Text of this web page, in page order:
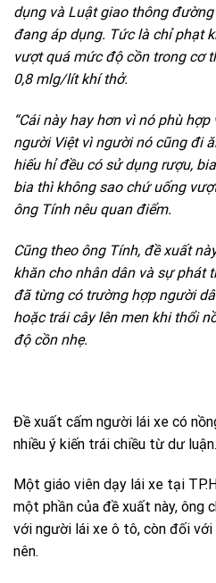
dụng và Luật giao thông
đang áp dụng. Tức là chỉ phạt
vượt quá mức độ cồn trong cơ
0,8 mlg/lít khí thở.
“Cái này hay hơn vì nó phù
người Việt vì người nó cũng đi
hiếu hỉ đều có sử dụng rượu,
bia thì không sao chứ uống
ông Tính nêu quan điểm.
Cũng theo ông Tính, đề xuất
khăn cho nhân dân và sự phát
đã từng có trường hợp người
hoặc trái cây lên men khi thổi
độ cồn nhẹ.
Đề xuất cấm người lái xe có
nhiều ý kiến trái chiều từ dư
Một giáo viên dạy lái xe tại
một phần của đề xuất này, ông
với người lái xe ô tô, còn đối
nên.